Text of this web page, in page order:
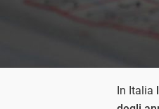
In Italia